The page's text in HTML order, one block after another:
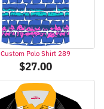
Custom Polo Shirt 289
$27.00